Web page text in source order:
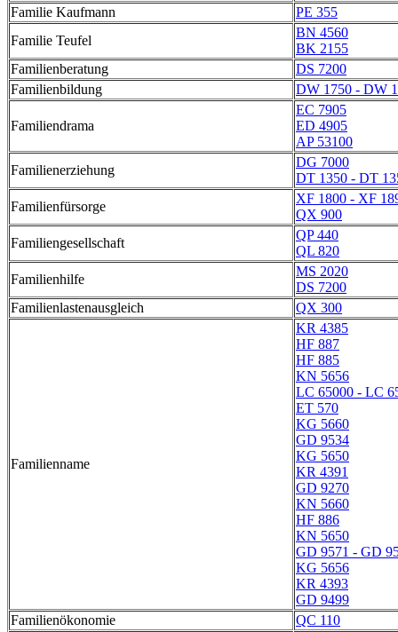
Familie Kaufmann
PE 355
Familie Teufel
BN 4560
BK 2155
Familienberatung
DS 7200
Familienbildung
DW 1750 - DW
Familiendrama
EC 7905
ED 4905
AP 53100
Familienerziehung
DG 7000
DT 1350 - DT
Familienfürsorge
XF 1800 - XF
QX 900
Familiengesellschaft
QP 440
QL 820
Familienhilfe
MS 2020
DS 7200
Familienlastenausgleich
QX 300
Familienname
KR 4385
HF 887
HF 885
KN 5656
LC 65000 - LC
ET 570
KG 5660
GD 9534
KG 5650
KR 4391
GD 9270
KN 5660
HF 886
KN 5650
GD 9571 - GD
KG 5656
KR 4393
GD 9499
Familienökonomie
QC 110